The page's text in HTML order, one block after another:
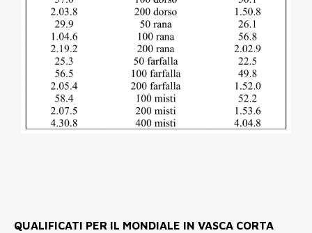
QUALIFICATI PER IL MONDIALE IN VASCA CORTA